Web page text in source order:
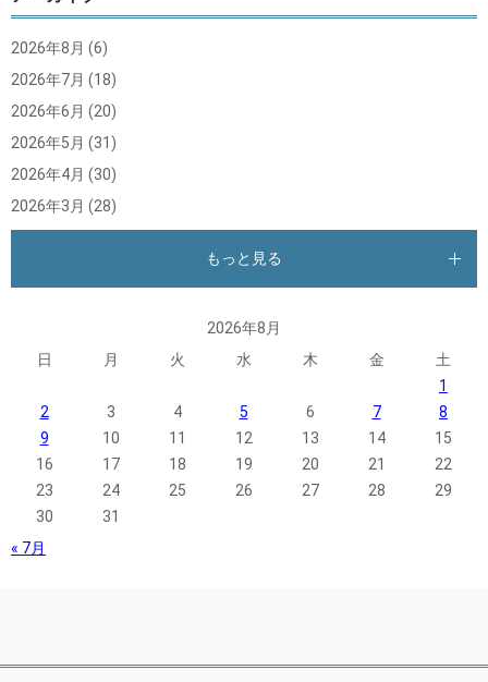
2026年8月 (6)
2026年7月 (18)
2026年6月 (20)
2026年5月 (31)
2026年4月 (30)
2026年3月 (28)
もっと見る
2026年8月
日
月 火 水 木 金
土
1
2
3 4 5 6 7
8
9
10 11 12 13 14
15
16
17 18 19 20 21
22
23
24 25 26 27 28
29
30
31
« 7月